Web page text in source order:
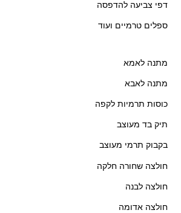
דפי צביעה להדפסה
ספלים טרמיים ועוד
מתנה לאמא
מתנה לאבא
כוסות תרמיות לקפה
תיק בד מעוצב
בקבוק תרמי מעוצב
חולצה שחורה חלקה
חולצה לבנה
חולצה אדומה